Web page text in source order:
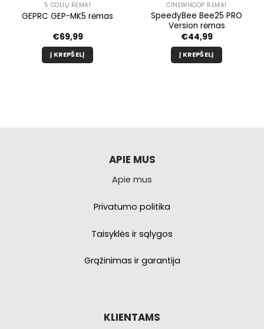
5 COLIŲ RĖMAI
GEPRC GEP-MK5 rėmas
€69,99
Į KREPŠELĮ
CINEWHOOP RĖMAI
SpeedyBee Bee25 PRO
Version rėmas
€44,99
Į KREPŠELĮ
APIE MUS
Apie mus
Privatumo politika
Taisyklės ir sąlygos
Grąžinimas ir garantija
KLIENTAMS